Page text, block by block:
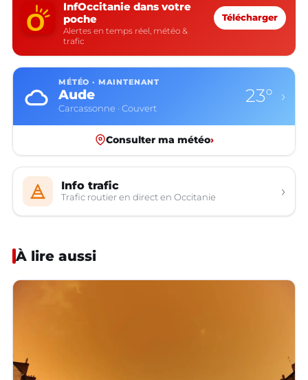
InfOccitanie dans votre
poche
Alertes en temps réel, météo &
trafic
Télécharger
MÉTÉO · MAINTENANT
Aude
Carcassonne · Couvert
23° ›
Consulter ma météo›
Info trafic
Trafic routier en direct en Occitanie ›
À lire aussi